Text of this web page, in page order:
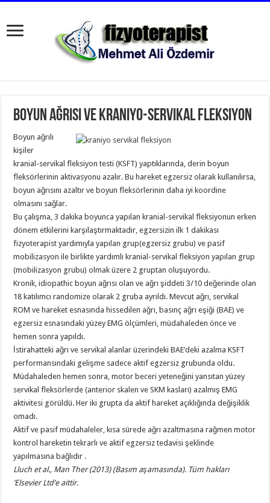
Boyun ağrısı ve kraniyo-servikal fleksiyon
Boyun ağrılı
kişiler
kranial-servikal fleksiyon testi (KSFT) yaptıklarında, derin boyun
fleksörlerinin aktivasyonu azalır. Bu hareket egzersiz olarak kullanılırsa,
boyun ağrısını azaltır ve boyun fleksörlerinin daha iyi koordine
olmasını sağlar.
Bu çalışma, 3 dakika boyunca yapılan kranial-servikal fleksiyonun erken
dönem etkilerini karşılaştırmaktadır, egzersizin ilk 1 dakikası
fizyoterapist yardımıyla yapılan grup(egzersiz grubu) ve pasif
mobilizasyon ile birlikte yardımlı kranial-servikal fleksiyon yapılan grup
(mobilizasyon grubu) olmak üzere 2 gruptan oluşuyordu.
Kronik, idiopathic boyun ağrısı olan ve ağrı şiddeti 3/10 değerinde olan
18 katılımcı randomize olarak 2 gruba ayrıldı. Mevcut ağrı, servikal
ROM ve hareket esnasında hissedilen ağrı, basınç ağrı eşiği (BAE) ve
egzersiz esnasındaki yüzey EMG ölçümleri, müdahaleden önce ve
hemen sonra yapıldı.
İstirahatteki ağrı ve servikal alanlar üzerindeki BAE’deki azalma KSFT
performansındaki gelişme sadece aktif egzersiz grubunda oldu.
Müdahaleden hemen sonra, motor beceri yeteneğini yansıtan yüzey
servikal fleksörlerde (anterior skalen ve SKM kasları) azalmış EMG
aktivitesi görüldü. Her iki grupta da aktif hareket açıklığında değişiklik
omadı.
Aktif ve pasif müdahaleler, kısa sürede ağrı azaltmasına rağmen motor
kontrol hareketin tekrarlı ve aktif egzersiz tedavisi şeklinde
yapılmasına bağlıdır .
Lluch et al., Man Ther (2013) (Basım aşamasında). Tüm hakları
‘Elsevier Ltd’e aittir.